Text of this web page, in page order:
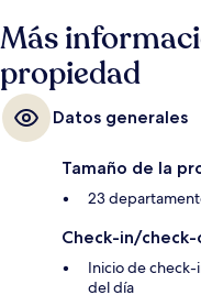
Más
propiedad
Datos generales
Tamaño de la
23
Check-in/
Inicio de check-
del día